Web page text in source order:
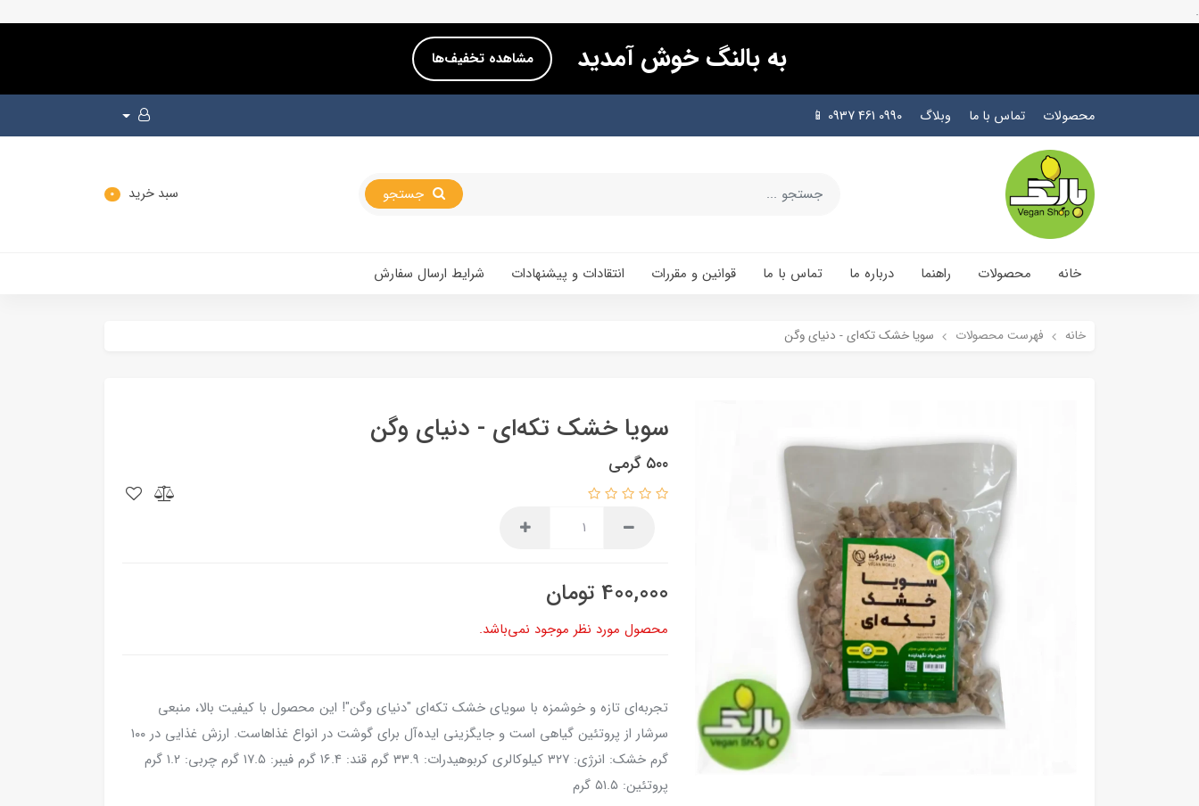
.
به بالنگ خوش آمدید مشاهده تخفیف‌ها
محصولات تماس با ما وبلاگ 0990 461 0937 📱
سبد خرید 0
خانه محصولات راهنما درباره ما تماس با ما قوانین و مقررات انتقادات و پیشنهادات شرایط ارسال سفارش
خانه فهرست محصولات سویا خشک تکه‌ای - دنیای وگن
سویا خشک تکه‌ای - دنیای وگن
۵۰۰ گرمی
400,000 تومان
محصول مورد نظر موجود نمی‌باشد.
تجربه‌ای تازه و خوشمزه با سویای خشک تکه‌ای "دنیای وگن"! این محصول با کیفیت بالا، منبعی
سرشار از پروتئین گیاهی است و جایگزینی ایده‌آل برای گوشت در انواع غذاهاست. ارزش غذایی در ۱۰۰
گرم خشک: انرژی: ۳۲۷ کیلوکالری کربوهیدرات: ۳۳.۹ گرم قند: ۱۶.۴ گرم فیبر: ۱۷.۵ گرم چربی: ۱.۲ گرم
پروتئین: ۵۱.۵ گرم